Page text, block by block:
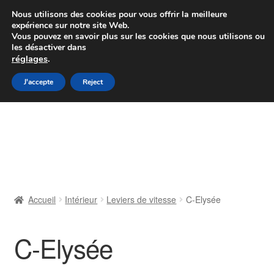
Colissimo livraison à partir de 7 EUR
Du lundi au vendredi de 9 h à 16 h
Aller
à
Aller
au
Livraison
Accueil Intérieur Leviers de vitesse C-Elysée
C-Elysée
Nous utilisons des cookies pour vous offrir la meilleure
expérience sur notre site Web.
Vous pouvez en savoir plus sur les cookies que nous utilisons ou
les désactiver dans
réglages.
J'accepte Reject